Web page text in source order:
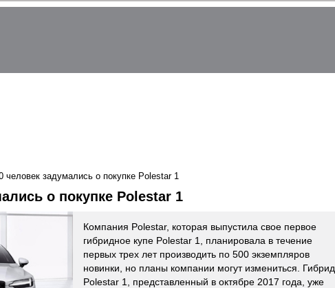
человек задумались о покупке Polestar 1
о покупке Polestar 1
Компания Polestar, которая выпустила свое первое
гибридное купе Polestar 1, планировала в течение
первых трех лет производить по 500 экземпляров
новинки, но планы компании могут измениться. Гибрид
Polestar 1, представленный в октябре 2017 года, уже